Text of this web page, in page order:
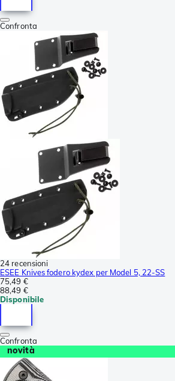
Confronta
24 recensioni
ESEE Knives fodero kydex per Model 5, 22-SS
75,49 €
88,49 €
Disponibile
Confronta
novità